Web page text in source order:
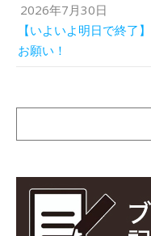
2026年7月30日
【いよいよ明日で終了
お願い！